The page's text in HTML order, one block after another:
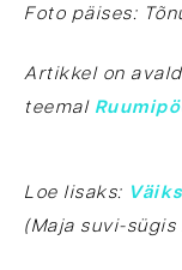
Foto päises:
Artikkel on
teemal
Loe lisaks:
(Maja suvi-sügis